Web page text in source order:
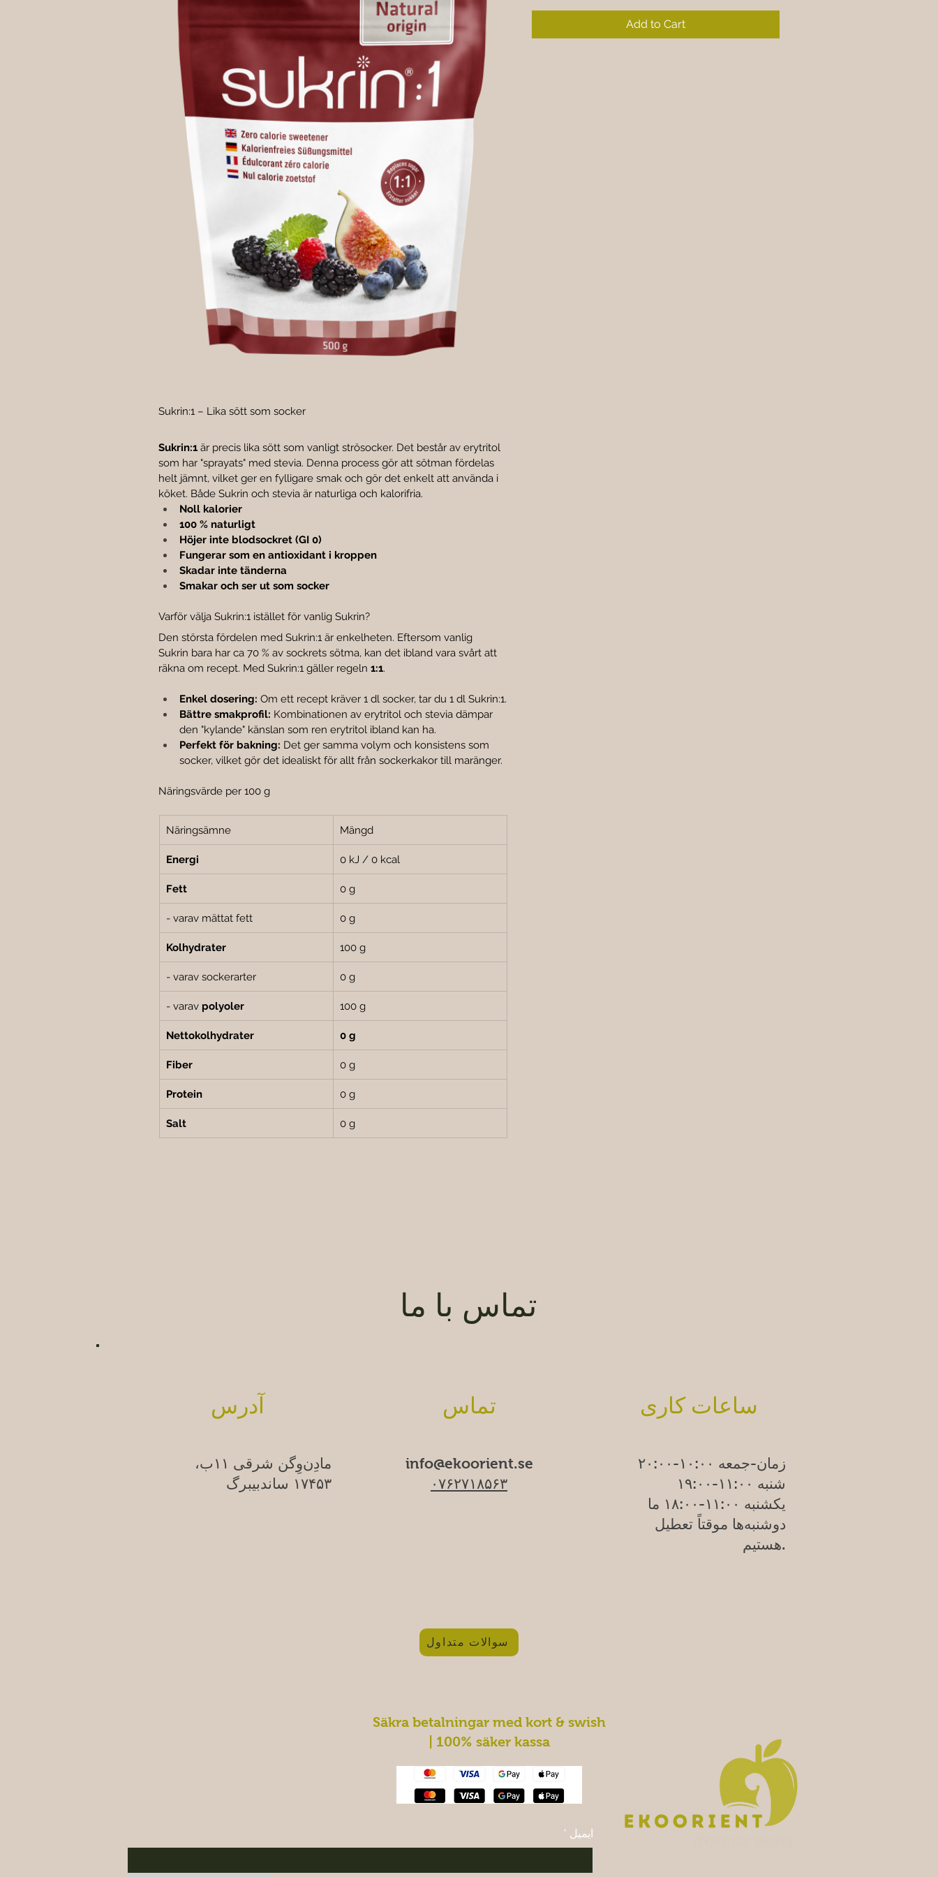
Sukrin:1 – Lika sött som socker
Sukrin:1 är precis lika sött som vanligt strösocker. Det består av erytritol
som har "sprayats" med stevia. Denna process gör att sötman fördelas
helt jämnt, vilket ger en fylligare smak och gör det enkelt att använda i
köket. Både Sukrin och stevia är naturliga och kalorifria.
Noll kalorier
100 % naturligt
Höjer inte blodsockret (GI 0)
Fungerar som en antioxidant i kroppen
Skadar inte tänderna
Smakar och ser ut som socker
Varför välja Sukrin:1 istället för vanlig Sukrin?
Den största fördelen med Sukrin:1 är enkelheten. Eftersom vanlig
Sukrin bara har ca 70 % av sockrets sötma, kan det ibland vara svårt att
räkna om recept. Med Sukrin:1 gäller regeln 1:1.
Enkel dosering: Om ett recept kräver 1 dl socker, tar du 1 dl Sukrin:1.
Bättre smakprofil: Kombinationen av erytritol och stevia dämpar
den "kylande" känslan som ren erytritol ibland kan ha.
Perfekt för bakning: Det ger samma volym och konsistens som
socker, vilket gör det idealiskt för allt från sockerkakor till maränger.
Näringsvärde per 100 g
Näringsämne Mängd
Energi 0 kJ / 0 kcal
Fett 0 g
- varav mättat fett 0 g
Kolhydrater 100 g
- varav sockerarter 0 g
- varav polyoler 100 g
Nettokolhydrater 0 g
Fiber 0 g
Protein 0 g
Salt 0 g
Add to Cart
تماس با ما
آدرس
مادِن‌وِگن شرقی ۱۱ب،
۱۷۴۵۳ ساندبیبرگ
تماس
info@ekoorient.se
۰۷۶۲۷۱۸۵۶۳
سوالات متداول
ساعات کاری
زمان-جمعه ۱۰:۰۰-۲۰:۰۰
شنبه ۱۱:۰۰-۱۹:۰۰
یکشنبه ۱۱:۰۰-۱۸:۰۰
ما
دوشنبه‌ها موقتاً تعطیل
هستیم.
Säkra betalningar med kort & swish
| 100% säker kassa
ایمیل *